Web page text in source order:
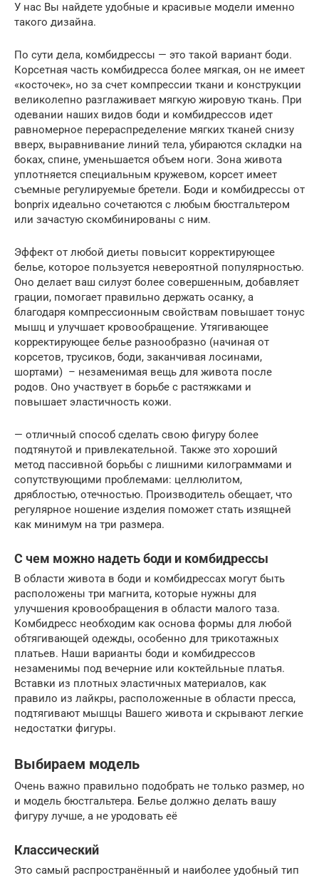
У нас Вы найдете удобные и красивые модели именно
такого дизайна.
По сути дела, комбидрессы — это такой вариант боди.
Корсетная часть комбидресса более мягкая, он не имеет
«косточек», но за счет компрессии ткани и конструкции
великолепно разглаживает мягкую жировую ткань. При
одевании наших видов боди и комбидрессов идет
равномерное перераспределение мягких тканей снизу
вверх, выравнивание линий тела, убираются складки на
боках, спине, уменьшается объем ноги. Зона живота
уплотняется специальным кружевом, корсет имеет
съемные регулируемые бретели. Боди и комбидрессы от
bоnprix идеально сочетаются с любым бюстгальтером
или зачастую скомбинированы с ним.
Эффект от любой диеты повысит корректирующее
белье, которое пользуется невероятной популярностью.
Оно делает ваш силуэт более совершенным, добавляет
грации, помогает правильно держать осанку, а
благодаря компрессионным свойствам повышает тонус
мышц и улучшает кровообращение. Утягивающее
корректирующее белье разнообразно (начиная от
корсетов, трусиков, боди, заканчивая лосинами,
шортами) – незаменимая вещь для живота после
родов. Оно участвует в борьбе с растяжками и
повышает эластичность кожи.
— отличный способ сделать свою фигуру более
подтянутой и привлекательной. Также это хороший
метод пассивной борьбы с лишними килограммами и
сопутствующими проблемами: целлюлитом,
дряблостью, отечностью. Производитель обещает, что
регулярное ношение изделия поможет стать изящней
как минимум на три размера.
С чем можно надеть боди и комбидрессы
В области живота в боди и комбидрессах могут быть
расположены три магнита, которые нужны для
улучшения кровообращения в области малого таза.
Комбидресс необходим как основа формы для любой
обтягивающей одежды, особенно для трикотажных
платьев. Наши варианты боди и комбидрессов
незаменимы под вечерние или коктейльные платья.
Вставки из плотных эластичных материалов, как
правило из лайкры, расположенные в области пресса,
подтягивают мышцы Вашего живота и скрывают легкие
недостатки фигуры.
Выбираем модель
Очень важно правильно подобрать не только размер, но
и модель бюстгальтера. Белье должно делать вашу
фигуру лучше, а не уродовать её
Классический
Это самый распространённый и наиболее удобный тип